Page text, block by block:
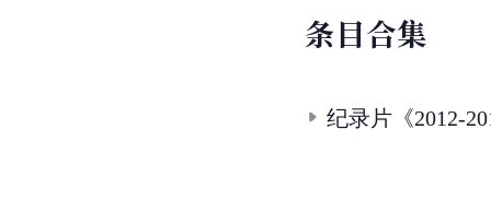
条目合集
纪录片《2012-